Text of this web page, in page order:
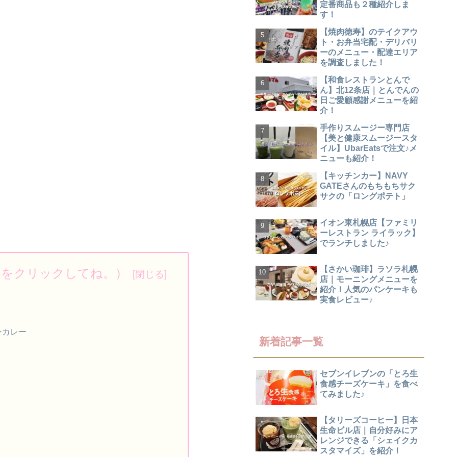
クリックしてね。）
レー
定番商品も２種紹介しま
す！
【焼肉徳寿】のテイクアウ
ト・お弁当宅配・デリバリ
ーのメニュー・配達エリア
を調査しました！
【和食レストランとんで
ん】北12条店｜とんでんの
日ご愛顧感謝メニューを紹
介！
手作りスムージー専門店
【美と健康スムージースタ
イル】UbarEatsで注文♪メ
ニューも紹介！
【キッチンカー】NAVY
GATEさんのもちもちサク
サクの「ロングポテト」
イオン東札幌店【ファミリ
ーレストラン ライラック】
でランチしました♪
【さかい珈琲】ラソラ札幌
店｜モーニングメニューを
紹介！人気のパンケーキも
実食レビュー♪
新着記事一覧
セブンイレブンの「とろ生
食感チーズケーキ」を食べ
てみました♪
【タリーズコーヒー】日本
生命ビル店｜自分好みにア
レンジできる「シェイクカ
スタマイズ」を紹介！